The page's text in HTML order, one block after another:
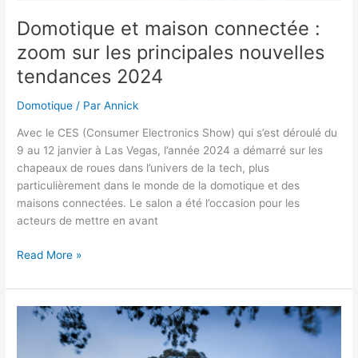
Domotique et maison connectée :
zoom sur les principales nouvelles
tendances 2024
Domotique / ParAnnick
Avec le CES (Consumer Electronics Show) qui s’est déroulé du
9 au 12 janvier à Las Vegas, l’année 2024 a démarré sur les
chapeaux de roues dans l’univers de la tech, plus
particulièrement dans le monde de la domotique et des
maisons connectées. Le salon a été l’occasion pour les
acteurs de mettre en avant
Domotique
maison
connectée
Read More »